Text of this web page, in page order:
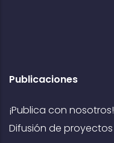
Publicaciones
¡Publica con nosotros!
Difusión de proyectos